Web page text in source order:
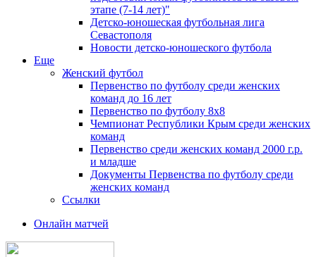
этапе (7-14 лет)"
Детско-юношеская футбольная лига
Севастополя
Новости детско-юношеского футбола
Еще
Женский футбол
Первенство по футболу среди женских
команд до 16 лет
Первенство по футболу 8х8
Чемпионат Республики Крым среди женских
команд
Первенство среди женских команд 2000 г.р.
и младше
Документы Первенства по футболу среди
женских команд
Ссылки
Онлайн матчей